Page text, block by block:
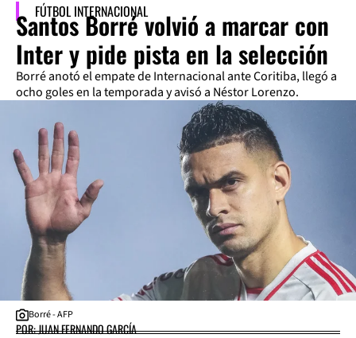
FÚTBOL INTERNACIONAL
Santos Borré volvió a marcar con
Inter y pide pista en la selección
Borré anotó el empate de Internacional ante Coritiba, llegó a
ocho goles en la temporada y avisó a Néstor Lorenzo.
Borré - AFP
POR: JUAN FERNANDO GARCÍA